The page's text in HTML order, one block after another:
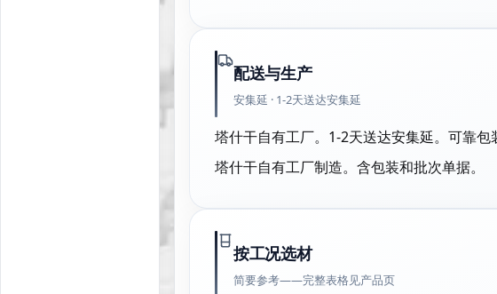
配送与生产
安集延 · 1-2天送达安集延
塔什干自有工厂。1-2天送达安集延。可靠包
塔什干自有工厂制造。含包装和批次单据。
按工况选材
简要参考——完整表格见产品页